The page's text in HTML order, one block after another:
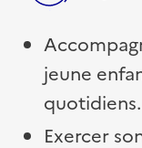
jeune
quotidiens.
Exercer